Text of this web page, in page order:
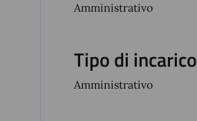
Amministrativo
Tipo di incarico
Amministrativo